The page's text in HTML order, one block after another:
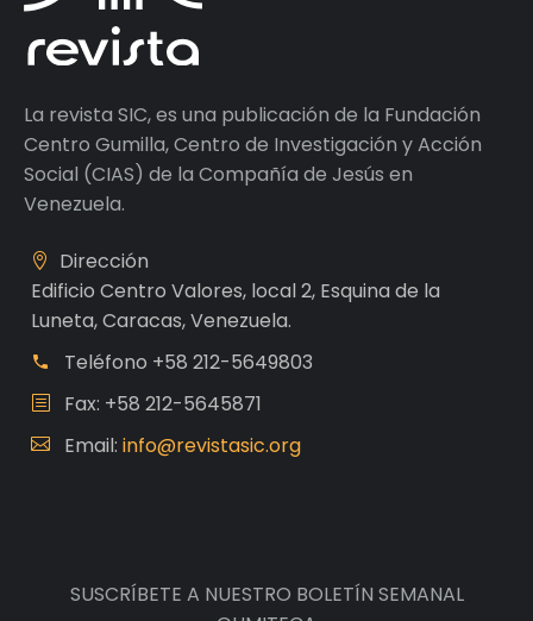
La revista SIC, es una publicación de la Fundación
Centro Gumilla, Centro de Investigación y Acción
Social (CIAS) de la Compañía de Jesús en
Venezuela.
Dirección
Edificio Centro Valores, local 2, Esquina de la
Luneta, Caracas, Venezuela.
Teléfono +58 212-5649803
Fax: +58 212-5645871
Email: info@revistasic.org
SUSCRÍBETE A NUESTRO BOLETÍN SEMANAL